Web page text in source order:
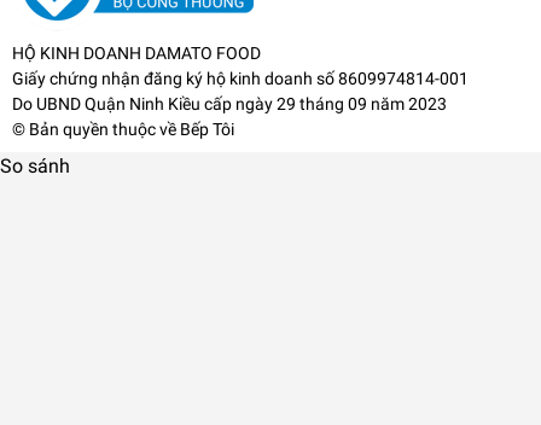
HỘ KINH DOANH DAMATO FOOD
Giấy chứng nhận đăng ký hộ kinh doanh số 8609974814-001
Do UBND Quận Ninh Kiều cấp ngày 29 tháng 09 năm 2023
© Bản quyền thuộc về Bếp Tôi
So sánh